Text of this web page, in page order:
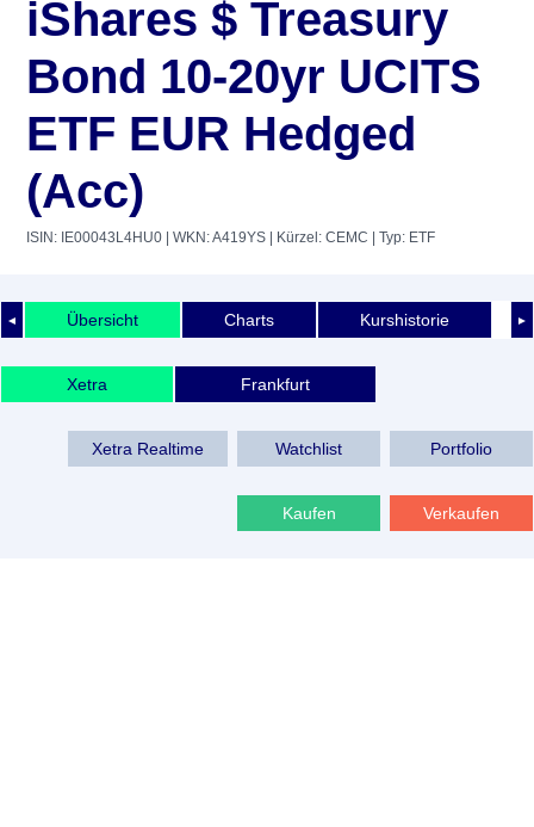
iShares $ Treasury
Bond 10-20yr UCITS
ETF EUR Hedged
(Acc)
ISIN: IE00043L4HU0 | WKN: A419YS | Kürzel: CEMC | Typ: ETF
◄ ►
Übersicht Charts Kurshistorie
Xetra Frankfurt
Xetra Realtime Watchlist Portfolio
Kaufen Verkaufen